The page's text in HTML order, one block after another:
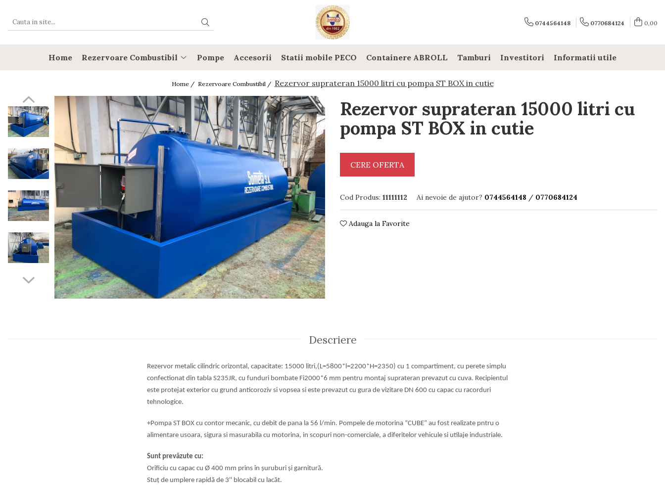
Rezervoare Combustibil
Rezervore stocare APA
0744564148 0770684124 0,00
Home Rezervoare Combustibil Pompe Accesorii Statii mobile PECO Containere ABROLL Tamburi Investitori Informatii utile
Home / Rezervoare Combustibil / Rezervor suprateran 15000 litri cu pompa ST BOX in cutie
Rezervor suprateran 15000 litri cu
pompa ST BOX in cutie
CERE OFERTA
Cod Produs: 11111112 Ai nevoie de ajutor? 0744564148 / 0770684124
Adauga la Favorite
Descriere
Rezervor metalic cilindric orizontal, capacitate: 15000 litri,(L=5800*l=2200*H=2350) cu 1 compartiment, cu perete simplu
confectionat din tabla S235JR, cu funduri bombate Fi2000*6 mm pentru montaj suprateran prevazut cu cuva. Recipientul
este protejat exterior cu grund anticoroziv si vopsea si este prevazut cu gura de vizitare DN 600 cu capac cu racorduri
tehnologice.
+Pompa ST BOX cu contor mecanic, cu debit de pana la 56 l/min. Pompele de motorina “CUBE” au fost realizate pntru o
alimentare usoara, sigura si masurabila cu motorina, in scopuri non-comerciale, a diferitelor vehicule si utilaje industriale.
Sunt prevăzute cu:
Orificiu cu capac cu Ø 400 mm prins în șuruburi și garnitură.
Stuț de umplere rapidă de 3'' blocabil cu lacăt.